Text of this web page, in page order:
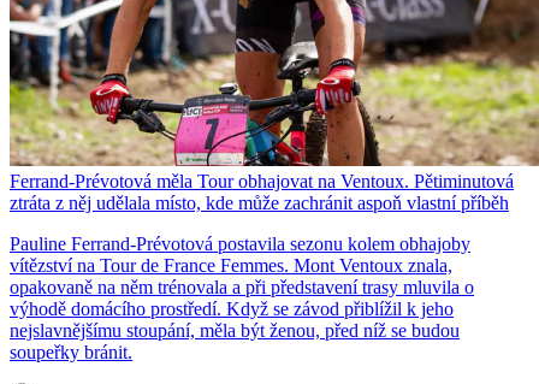
Ferrand-Prévotová měla Tour obhajovat na Ventoux. Pětiminutová
ztráta z něj udělala místo, kde může zachránit aspoň vlastní příběh
Pauline Ferrand-Prévotová postavila sezonu kolem obhajoby
vítězství na Tour de France Femmes. Mont Ventoux znala,
opakovaně na něm trénovala a při představení trasy mluvila o
výhodě domácího prostředí. Když se závod přiblížil k jeho
nejslavnějšímu stoupání, měla být ženou, před níž se budou
soupeřky bránit.